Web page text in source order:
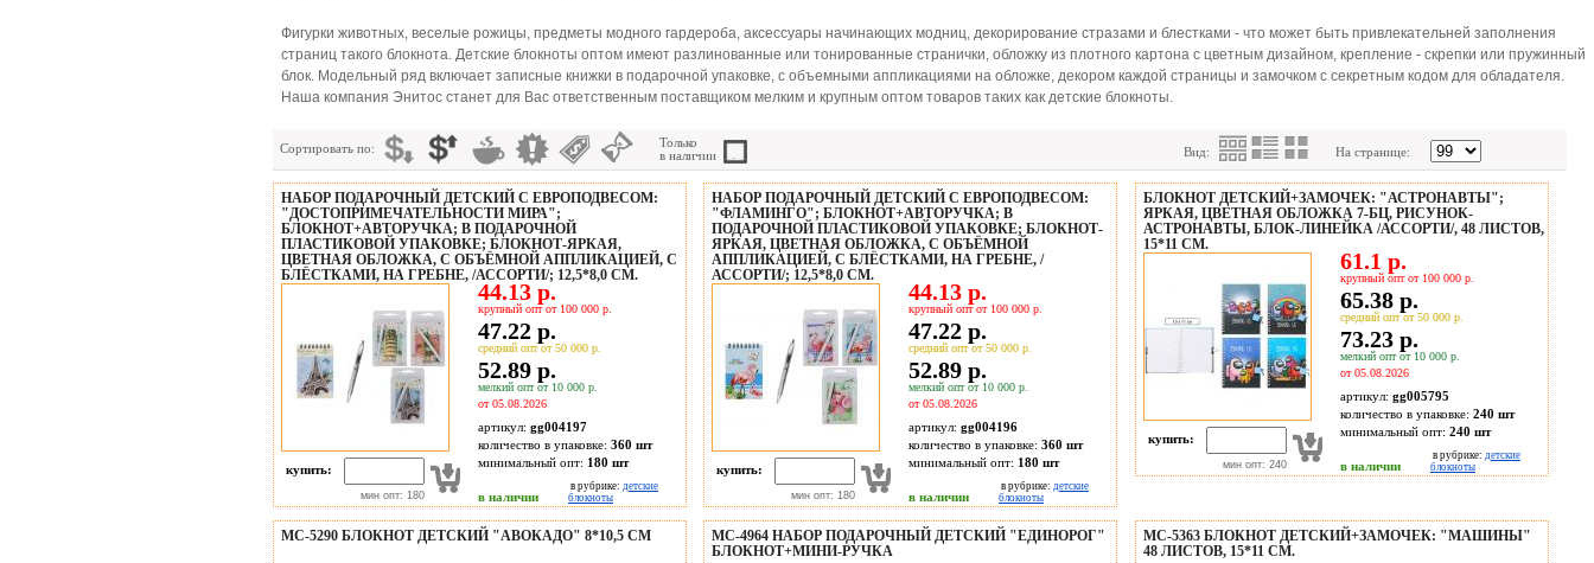
Фигурки животных, веселые рожицы, предметы модного гардероба, аксессуары начинающих модниц, декорирование стразами и блестками - что может быть привлекательней заполнения
страниц такого блокнота. Детские блокноты оптом имеют разлинованные или тонированные странички, обложку из плотного картона с цветным дизайном, крепление - скрепки или пружинный
блок. Модельный ряд включает записные книжки в подарочной упаковке, с объемными аппликациями на обложке, декором каждой страницы и замочком с секретным кодом для обладателя.
Наша компания Энитос станет для Вас ответственным поставщиком мелким и крупным оптом товаров таких как детские блокноты.
Сортировать по:
Только
в наличии
Вид: На странице:
НАБОР ПОДАРОЧНЫЙ ДЕТСКИЙ С ЕВРОПОДВЕСОМ:
"ДОСТОПРИМЕЧАТЕЛЬНОСТИ МИРА";
БЛОКНОТ+АВТОРУЧКА; В ПОДАРОЧНОЙ
ПЛАСТИКОВОЙ УПАКОВКЕ; БЛОКНОТ-ЯРКАЯ,
ЦВЕТНАЯ ОБЛОЖКА, С ОБЪЁМНОЙ АППЛИКАЦИЕЙ, С
БЛЁСТКАМИ, НА ГРЕБНЕ, /АССОРТИ/; 12,5*8,0 СМ.
купить:
мин опт: 180
44.13 р.
крупный опт от 100 000 р.
47.22 р.
средний опт от 50 000 р.
52.89 р.
мелкий опт от 10 000 р.
от 05.08.2026
артикул: gg004197
количество в упаковке: 360 шт
минимальный опт: 180 шт
в наличии
в рубрике: детские
блокноты
НАБОР ПОДАРОЧНЫЙ ДЕТСКИЙ С ЕВРОПОДВЕСОМ:
"ФЛАМИНГО"; БЛОКНОТ+АВТОРУЧКА; В
ПОДАРОЧНОЙ ПЛАСТИКОВОЙ УПАКОВКЕ; БЛОКНОТ-
ЯРКАЯ, ЦВЕТНАЯ ОБЛОЖКА, С ОБЪЁМНОЙ
АППЛИКАЦИЕЙ, С БЛЁСТКАМИ, НА ГРЕБНЕ, /
АССОРТИ/; 12,5*8,0 СМ.
купить:
мин опт: 180
44.13 р.
крупный опт от 100 000 р.
47.22 р.
средний опт от 50 000 р.
52.89 р.
мелкий опт от 10 000 р.
от 05.08.2026
артикул: gg004196
количество в упаковке: 360 шт
минимальный опт: 180 шт
в наличии
в рубрике: детские
блокноты
БЛОКНОТ ДЕТСКИЙ+ЗАМОЧЕК: "АСТРОНАВТЫ";
ЯРКАЯ, ЦВЕТНАЯ ОБЛОЖКА 7-БЦ, РИСУНОК-
АСТРОНАВТЫ, БЛОК-ЛИНЕЙКА /АССОРТИ/, 48 ЛИСТОВ,
15*11 СМ.
купить:
мин опт: 240
61.1 р.
крупный опт от 100 000 р.
65.38 р.
средний опт от 50 000 р.
73.23 р.
мелкий опт от 10 000 р.
от 05.08.2026
артикул: gg005795
количество в упаковке: 240 шт
минимальный опт: 240 шт
в наличии
в рубрике: детские
блокноты
МС-5290 БЛОКНОТ ДЕТСКИЙ "АВОКАДО" 8*10,5 СМ
МС-4964 НАБОР ПОДАРОЧНЫЙ ДЕТСКИЙ "ЕДИНОРОГ"
БЛОКНОТ+МИНИ-РУЧКА
МС-5363 БЛОКНОТ ДЕТСКИЙ+ЗАМОЧЕК: "МАШИНЫ"
48 ЛИСТОВ, 15*11 СМ.